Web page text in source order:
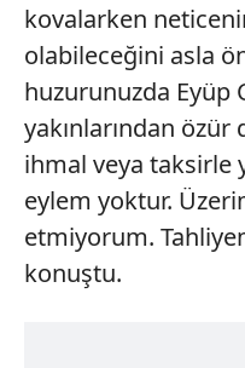
kovalarken
olabileceğini asla
huzurunuzda Eyüp
yakınlarından
ihmal veya taksirle
eylem yoktur.
etmiyorum.
konuştu.